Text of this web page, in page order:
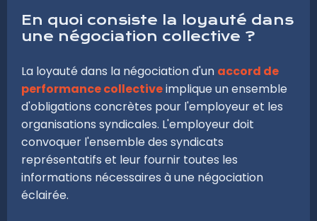
En quoi consiste la loyauté dans
une négociation collective ?
La loyauté dans la négociation d'un accord de
performance collectiveimplique un ensemble
d'obligations concrètes pour l'employeur et les
organisations syndicales. L'employeur doit
convoquer l'ensemble des syndicats
représentatifs et leur fournir toutes les
informations nécessaires à une négociation
éclairée.